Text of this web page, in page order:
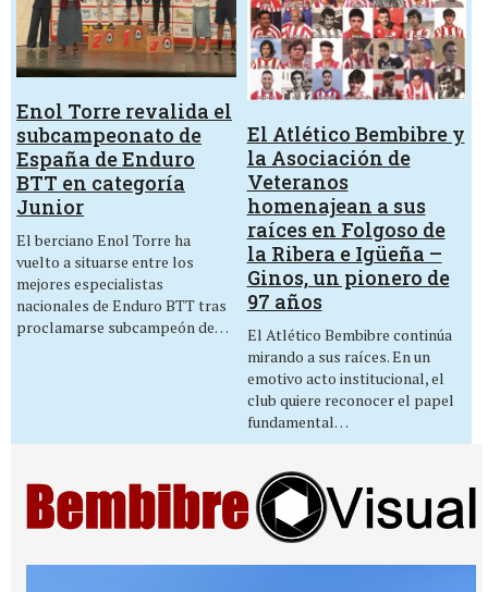
Enol Torre revalida el
subcampeonato de
España de Enduro
BTT en categoría
Junior
El berciano Enol Torre ha
vuelto a situarse entre los
mejores especialistas
nacionales de Enduro BTT tras
proclamarse subcampeón de…
El Atlético Bembibre y
la Asociación de
Veteranos
homenajean a sus
raíces en Folgoso de
la Ribera e Igüeña –
Ginos, un pionero de
97 años
El Atlético Bembibre continúa
mirando a sus raíces. En un
emotivo acto institucional, el
club quiere reconocer el papel
fundamental…